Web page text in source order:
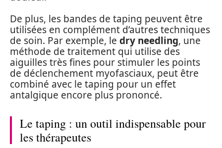
De plus, les bandes de taping peuvent être
utilisées en complément d’autres techniques
de soin. Par exemple, le dry needling, une
méthode de traitement qui utilise des
aiguilles très fines pour stimuler les points
de déclenchement myofasciaux, peut être
combiné avec le taping pour un effet
antalgique encore plus prononcé.
Le taping : un outil indispensable pour
les thérapeutes